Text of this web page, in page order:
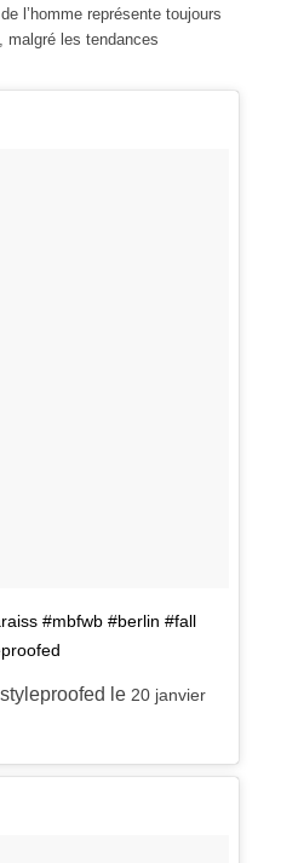
l’homme représente toujours
malgré les tendances
#mbfwb #berlin #fall
le 20 janvier